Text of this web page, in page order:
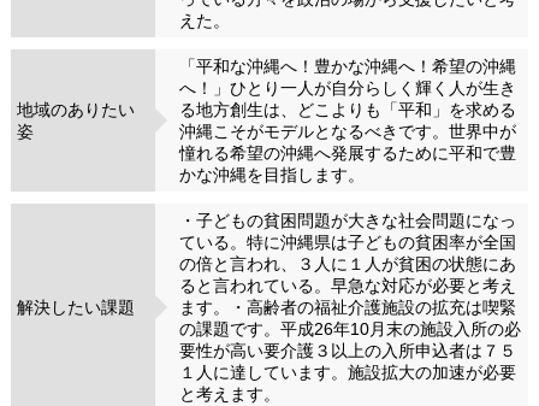
えた。
地域のありたい
姿
「平和な沖縄へ！豊かな沖縄へ！希望の沖縄
へ！」ひとり一人が自分らしく輝く人が生き
る地方創生は、どこよりも「平和」を求める
沖縄こそがモデルとなるべきです。世界中が
憧れる希望の沖縄へ発展するために平和で豊
かな沖縄を目指します。
解決したい課題
・子どもの貧困問題が大きな社会問題になっ
ている。特に沖縄県は子どもの貧困率が全国
の倍と言われ、３人に１人が貧困の状態にあ
ると言われている。早急な対応が必要と考え
ます。・高齢者の福祉介護施設の拡充は喫緊
の課題です。平成26年10月末の施設入所の必
要性が高い要介護３以上の入所申込者は７５
１人に達しています。施設拡大の加速が必要
と考えます。